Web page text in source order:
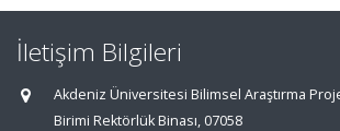
İletişim Bilgileri
Akdeniz Üniversitesi Bilimsel Araştırma
Birimi Rektörlük Binası, 07058